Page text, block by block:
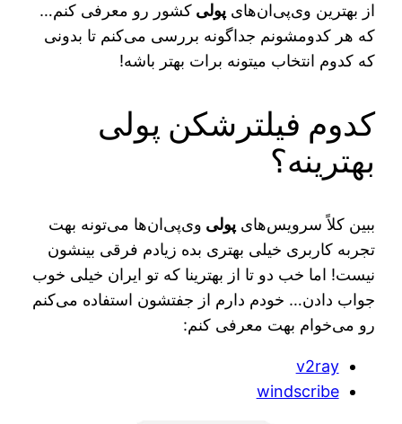
از بهترین وی‌پی‌ان‌هایپولیکشور رو معرفی کنم…
که هر کدومشونم جداگونه بررسی می‌کنم تا بدونی
که کدوم انتخاب میتونه برات بهتر باشه!
کدوم فیلترشکن پولی
بهترینه؟
ببین کلاً سرویس‌هایپولی وی‌پی‌ان‌ها می‌تونه بهت
تجربه کاربری خیلی بهتری بده زیادم فرقی بینشون
نیست! اما خب دو تا از بهترینا که تو ایران خیلی خوب
جواب دادن… خودم دارم از جفتشون استفاده می‌کنم
رو می‌خوام بهت معرفی کنم:
v2ray
windscribe